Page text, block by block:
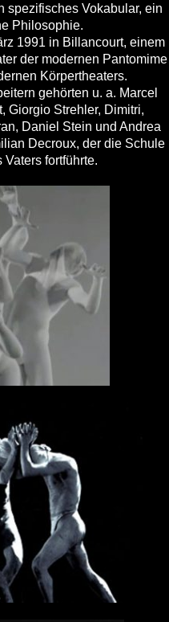
spezifisches Vokabular, ein
Philosophie.
1991 in Billancourt, einem
der modernen Pantomime
Körpertheaters.
gehörten u. a. Marcel
Giorgio Strehler, Dimitri,
Daniel Stein und Andrea
Decroux, der die Schule
Vaters fortführte.